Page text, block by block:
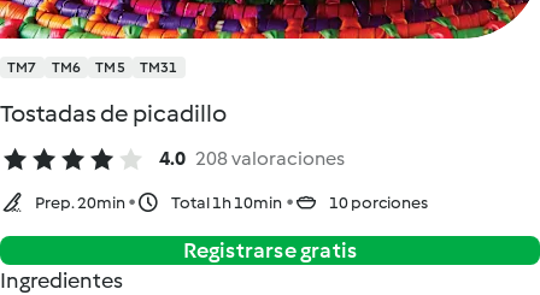
TM7 TM6 TM5 TM31
Tostadas de picadillo
4.0 208 valoraciones
Prep. 20min Total 1h 10min 10 porciones
Registrarse gratis
Ingredientes